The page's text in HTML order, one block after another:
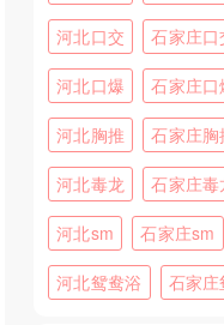
河北口交 石家庄口
河北口爆 石家庄口
河北胸推 石家庄胸
河北毒龙 石家庄毒
河北sm 石家庄sm
河北鸳鸯浴 石家